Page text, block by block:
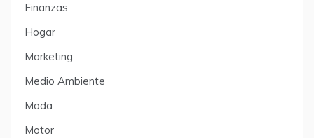
Finanzas
Hogar
Marketing
Medio Ambiente
Moda
Motor